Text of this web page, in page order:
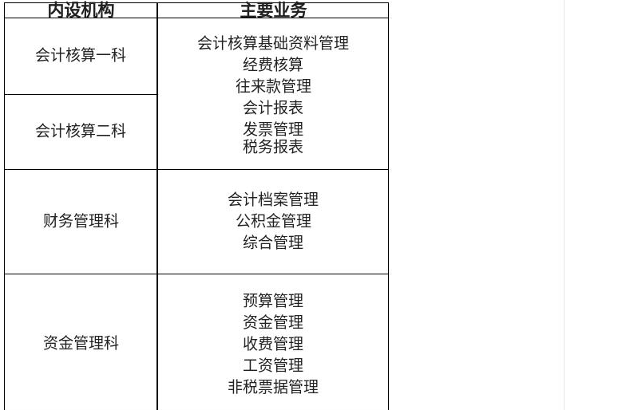
内设机构 主要业务
会计核算一科
会计核算基础资料管理
经费核算
往来款管理
会计报表
发票管理
税务报表
会计核算二科
财务管理科
会计档案管理
公积金管理
综合管理
资金管理科
预算管理
资金管理
收费管理
工资管理
非税票据管理